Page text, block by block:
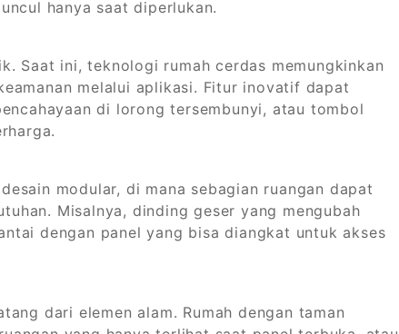
hanya saat diperlukan.
Saat ini, teknologi rumah cerdas memungkinkan
melalui aplikasi. Fitur inovatif dapat
di lorong tersembunyi, atau tombol
modular, di mana sebagian ruangan dapat
Misalnya, dinding geser yang mengubah
dengan panel yang bisa diangkat untuk akses
dari elemen alam. Rumah dengan taman